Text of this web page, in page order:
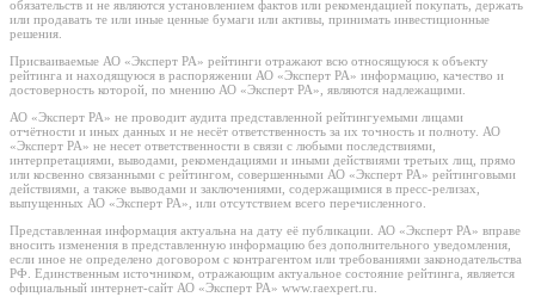
обязательств и не являются установлением фактов или рекомендацией покупать, держать
или продавать те или иные ценные бумаги или активы, принимать инвестиционные
решения.
Присваиваемые АО «Эксперт РА» рейтинги отражают всю относящуюся к объекту
рейтинга и находящуюся в распоряжении АО «Эксперт РА» информацию, качество и
достоверность которой, по мнению АО «Эксперт РА», являются надлежащими.
АО «Эксперт РА» не проводит аудита представленной рейтингуемыми лицами
отчётности и иных данных и не несёт ответственность за их точность и полноту. АО
«Эксперт РА» не несет ответственности в связи с любыми последствиями,
интерпретациями, выводами, рекомендациями и иными действиями третьих лиц, прямо
или косвенно связанными с рейтингом, совершенными АО «Эксперт РА» рейтинговыми
действиями, а также выводами и заключениями, содержащимися в пресс-релизах,
выпущенных АО «Эксперт РА», или отсутствием всего перечисленного.
Представленная информация актуальна на дату её публикации. АО «Эксперт РА» вправе
вносить изменения в представленную информацию без дополнительного уведомления,
если иное не определено договором с контрагентом или требованиями законодательства
РФ. Единственным источником, отражающим актуальное состояние рейтинга, является
официальный интернет-сайт АО «Эксперт РА» www.raexpert.ru.